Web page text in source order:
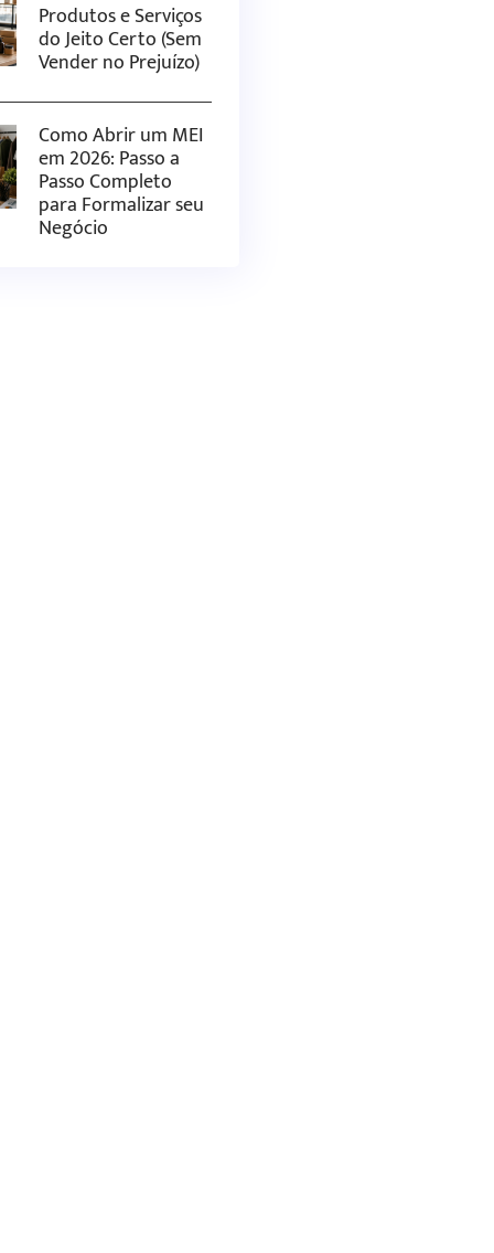
Produtos e Serviços
do Jeito Certo (Sem
Vender no Prejuízo)
Como Abrir um MEI
em 2026: Passo a
Passo Completo
para Formalizar seu
Negócio